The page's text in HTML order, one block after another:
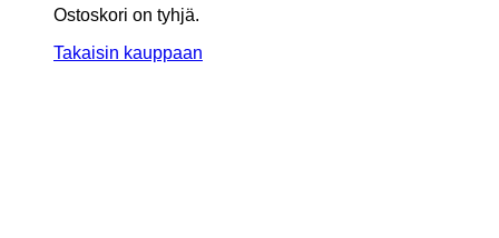
Ostoskori on tyhjä.
Takaisin kauppaan